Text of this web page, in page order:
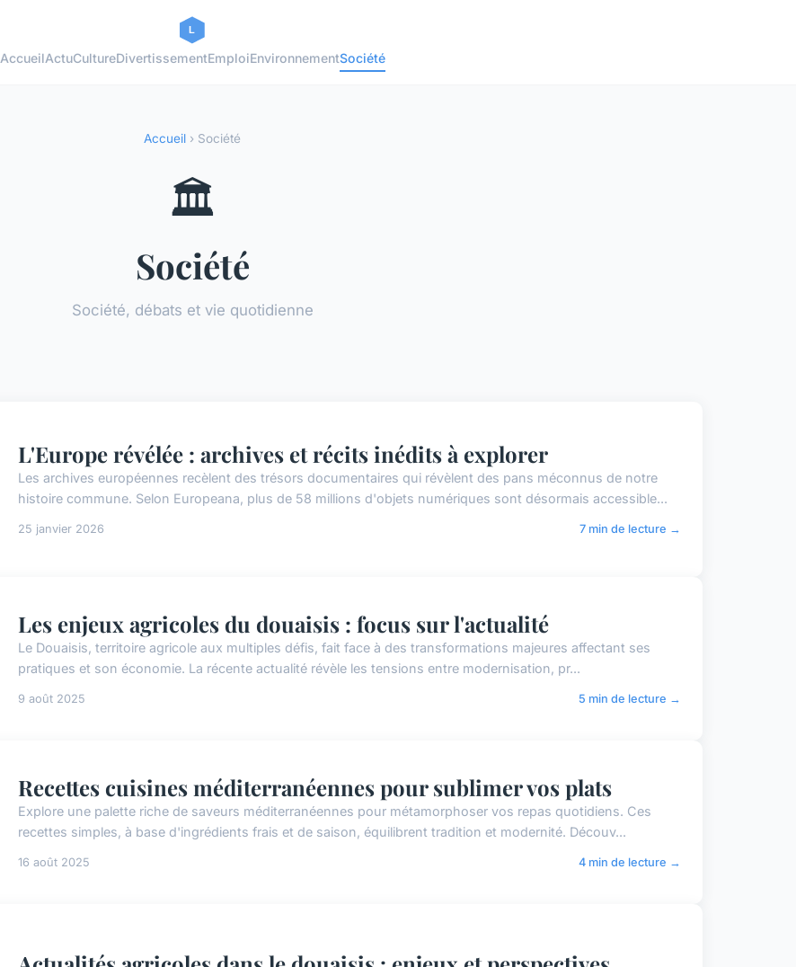
AccueilActuCultureDivertissementEmploiEnvironnementSociété
Accueil › Société
🏛️
Société
Société, débats et vie quotidienne
L'Europe révélée : archives et récits inédits à explorer
Les archives européennes recèlent des trésors documentaires qui révèlent des pans méconnus de notre
histoire commune. Selon Europeana, plus de 58 millions d'objets numériques sont désormais accessible...
25 janvier 2026 7 min de lecture →
Les enjeux agricoles du douaisis : focus sur l'actualité
Le Douaisis, territoire agricole aux multiples défis, fait face à des transformations majeures affectant ses
pratiques et son économie. La récente actualité révèle les tensions entre modernisation, pr...
9 août 2025 5 min de lecture →
Recettes cuisines méditerranéennes pour sublimer vos plats
Explore une palette riche de saveurs méditerranéennes pour métamorphoser vos repas quotidiens. Ces
recettes simples, à base d'ingrédients frais et de saison, équilibrent tradition et modernité. Découv...
16 août 2025 4 min de lecture →